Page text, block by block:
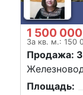
1 500
За кв. м.: 150
Продажа:
Площадь: